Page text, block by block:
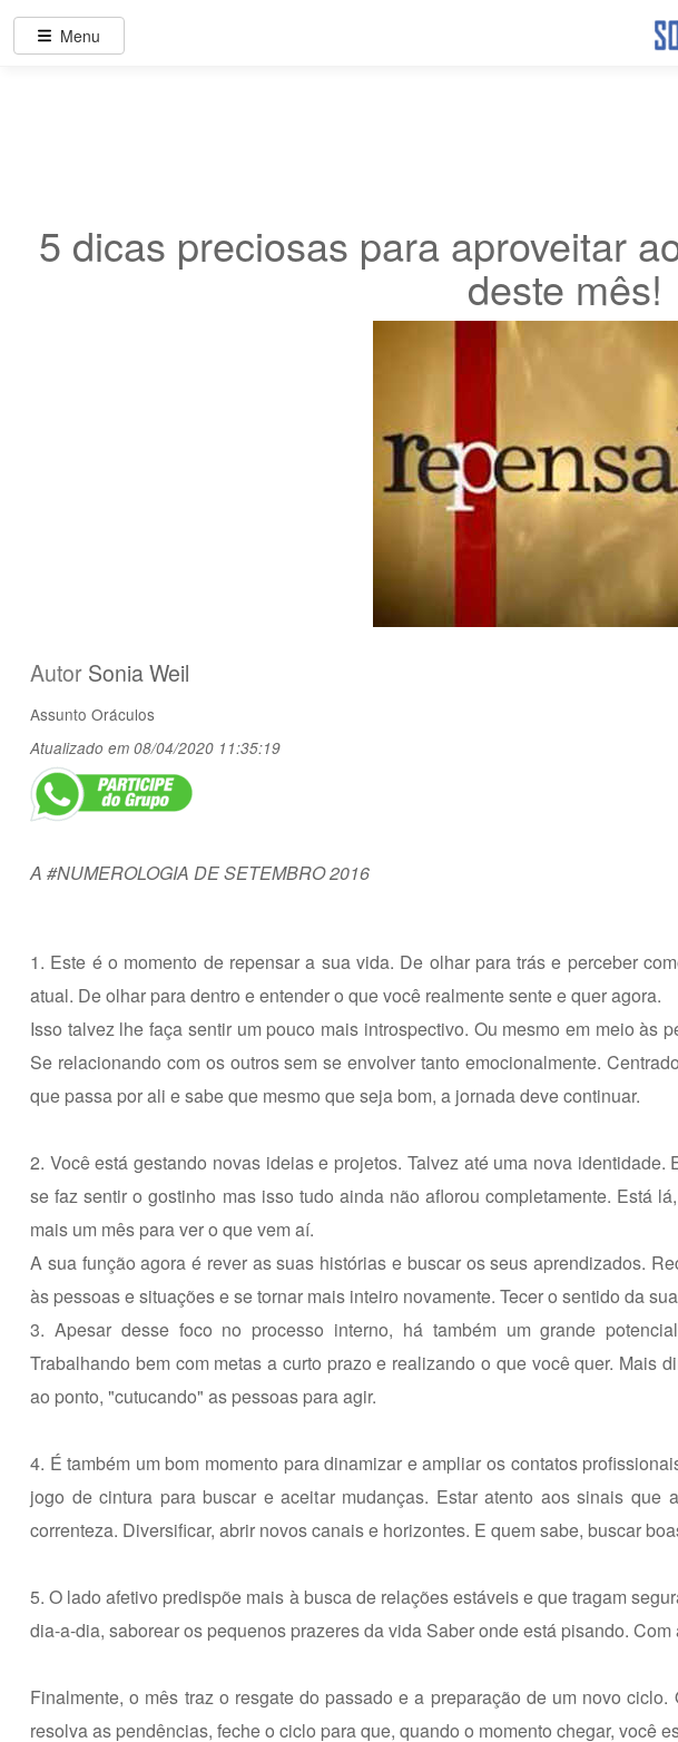
5 dicas preciosas para aproveitar
deste mês!
Autor Sonia Weil
Assunto Oráculos
Atualizado em 08/04/2020 11:35:19
A #NUMEROLOGIA DE SETEMBRO 2016
1. Este é o momento de repensar a sua vida. De olhar para trás e perceber
atual. De olhar para dentro e entender o que você realmente sente e quer agora.
Isso talvez lhe faça sentir um pouco mais introspectivo. Ou mesmo em meio às
Se relacionando com os outros sem se envolver tanto emocionalmente.
que passa por ali e sabe que mesmo que seja bom, a jornada deve continuar.
2. Você está gestando novas ideias e projetos. Talvez até uma nova
se faz sentir o gostinho mas isso tudo ainda não aflorou completamente. Está
mais um mês para ver o que vem aí.
A sua função agora é rever as suas histórias e buscar os seus aprendizados.
às pessoas e situações e se tornar mais inteiro novamente. Tecer o sentido da
3. Apesar desse foco no processo interno, há também um grande
Trabalhando bem com metas a curto prazo e realizando o que você quer. Mais
ao ponto, "cutucando" as pessoas para agir.
4. É também um bom momento para dinamizar e ampliar os contatos
jogo de cintura para buscar e aceitar mudanças. Estar atento aos sinais
correnteza. Diversificar, abrir novos canais e horizontes. E quem sabe, buscar
5. O lado afetivo predispõe mais à busca de relações estáveis e que tragam
dia-a-dia, saborear os pequenos prazeres da vida Saber onde está pisando.
Finalmente, o mês traz o resgate do passado e a preparação de um novo
resolva as pendências, feche o ciclo para que, quando o momento chegar, você
Menu